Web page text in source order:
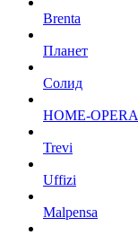
Brenta
Планет
Солид
HOME-OPERA
Trevi
Uffizi
Malpensa